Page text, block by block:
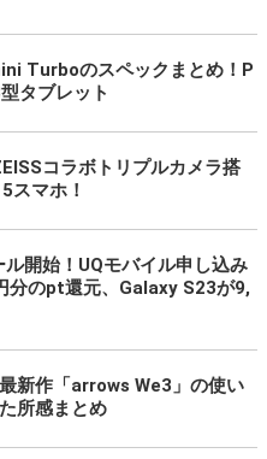
Turboのスペックまとめ！P
タブレット
コラボトリプルカメラ搭
スマホ！
開始！UQモバイル申し込み
分のpt還元、Galaxy S23が9,
新作「arrows We3」の使い
所感まとめ